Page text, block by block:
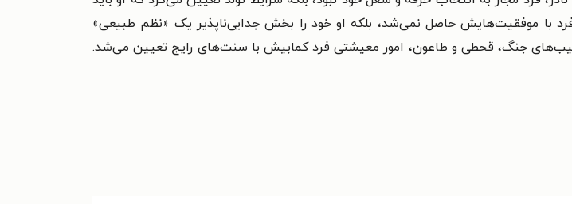
با موفقیت‌هایش حاصل نمی‌شد، بلکه او خود را بخش جدایی‌ناپذیر یک «نظم طبیعی»
جنگ، قحطی و طاعون، امور معیشتی فرد کمابیش با سنت‌های رایج تعیین می‌شد.